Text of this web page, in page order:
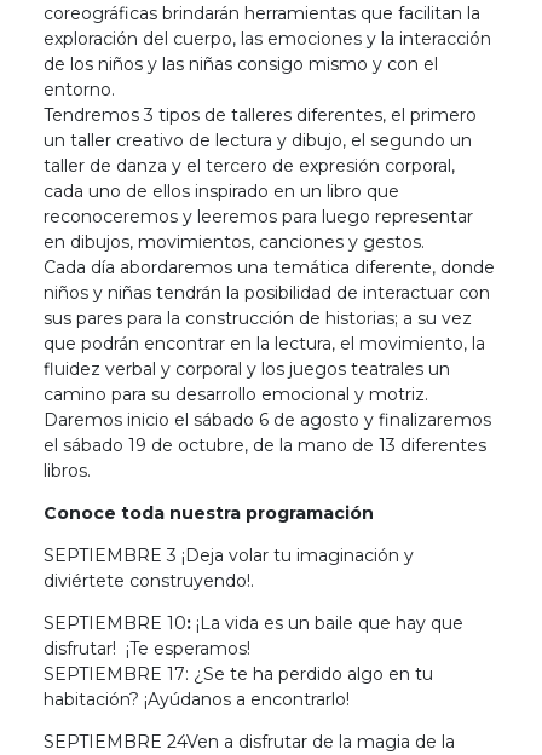
coreográficas brindarán herramientas que facilitan la
exploración del cuerpo, las emociones y la interacción
de los niños y las niñas consigo mismo y con el
entorno.
Tendremos 3 tipos de talleres diferentes, el primero
un taller creativo de lectura y dibujo, el segundo un
taller de danza y el tercero de expresión corporal,
cada uno de ellos inspirado en un libro que
reconoceremos y leeremos para luego representar
en dibujos, movimientos, canciones y gestos.
Cada día abordaremos una temática diferente, donde
niños y niñas tendrán la posibilidad de interactuar con
sus pares para la construcción de historias; a su vez
que podrán encontrar en la lectura, el movimiento, la
fluidez verbal y corporal y los juegos teatrales un
camino para su desarrollo emocional y motriz.
Daremos inicio el sábado 6 de agosto y finalizaremos
el sábado 19 de octubre, de la mano de 13 diferentes
libros.
Conoce toda nuestra programación
SEPTIEMBRE 3 ¡Deja volar tu imaginación y
diviértete construyendo!.
SEPTIEMBRE 10: ¡La vida es un baile que hay que
disfrutar! ¡Te esperamos!
SEPTIEMBRE 17: ¿Se te ha perdido algo en tu
habitación? ¡Ayúdanos a encontrarlo!
SEPTIEMBRE 24Ven a disfrutar de la magia de la